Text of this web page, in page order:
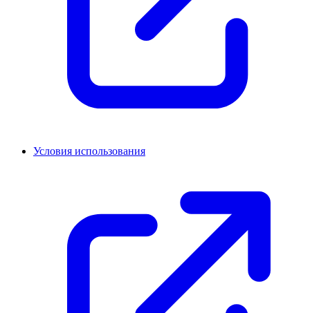
Условия использования